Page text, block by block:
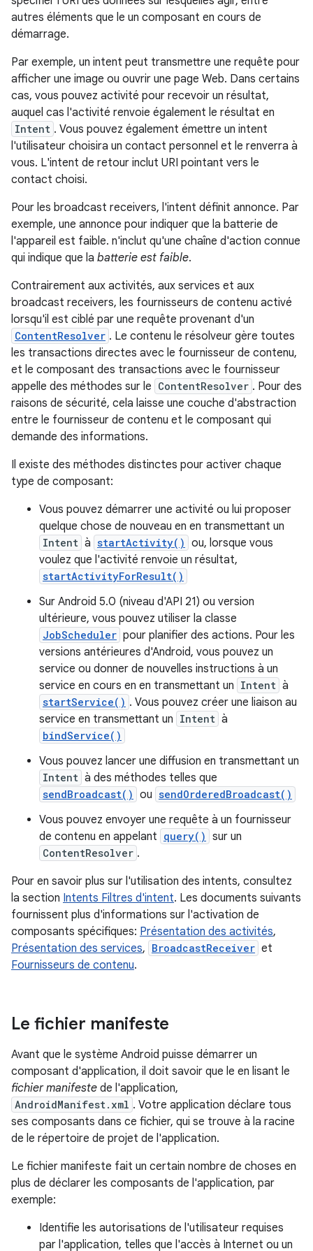
autres éléments que le un composant en cours de
démarrage.
Par exemple, un intent peut transmettre une requête pour
afficher une image ou ouvrir une page Web. Dans certains
cas, vous pouvez activité pour recevoir un résultat,
auquel cas l'activité renvoie également le résultat en
Intent . Vous pouvez également émettre un intent
l'utilisateur choisira un contact personnel et le renverra à
vous. L'intent de retour inclut URI pointant vers le
contact choisi.
Pour les broadcast receivers, l'intent définit annonce. Par
exemple, une annonce pour indiquer que la batterie de
l'appareil est faible. n'inclut qu'une chaîne d'action connue
qui indique que la batterie est faible.
Contrairement aux activités, aux services et aux
broadcast receivers, les fournisseurs de contenu activé
lorsqu'il est ciblé par une requête provenant d'un
ContentResolver . Le contenu le résolveur gère toutes
les transactions directes avec le fournisseur de contenu,
et le composant des transactions avec le fournisseur
appelle des méthodes sur le ContentResolver . Pour des
raisons de sécurité, cela laisse une couche d'abstraction
entre le fournisseur de contenu et le composant qui
demande des informations.
Il existe des méthodes distinctes pour activer chaque
type de composant:
Vous pouvez démarrer une activité ou lui proposer
quelque chose de nouveau en en transmettant un
Intent à startActivity() ou, lorsque vous
voulez que l'activité renvoie un résultat,
startActivityForResult()
Sur Android 5.0 (niveau d'API 21) ou version
ultérieure, vous pouvez utiliser la classe
JobScheduler pour planifier des actions. Pour les
versions antérieures d'Android, vous pouvez un
service ou donner de nouvelles instructions à un
service en cours en en transmettant un Intent à
startService() . Vous pouvez créer une liaison au
service en transmettant un Intent à
bindService()
Vous pouvez lancer une diffusion en transmettant un
Intent à des méthodes telles que
sendBroadcast() ou sendOrderedBroadcast()
Vous pouvez envoyer une requête à un fournisseur
de contenu en appelant query() sur un
ContentResolver .
Pour en savoir plus sur l'utilisation des intents, consultez
la section Intents Filtres d'intent. Les documents suivants
fournissent plus d'informations sur l'activation de
composants spécifiques: Présentation des activités,
Présentation des services, BroadcastReceiver et
Fournisseurs de contenu.
Le fichier manifeste
Avant que le système Android puisse démarrer un
composant d'application, il doit savoir que le en lisant le
fichier manifeste de l'application,
AndroidManifest.xml . Votre application déclare tous
ses composants dans ce fichier, qui se trouve à la racine
de le répertoire de projet de l'application.
Le fichier manifeste fait un certain nombre de choses en
plus de déclarer les composants de l'application, par
exemple:
Identifie les autorisations de l'utilisateur requises
par l'application, telles que l'accès à Internet ou un